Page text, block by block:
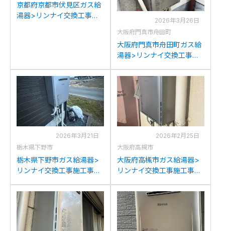
京都府京都市伏見区ガス給
湯器>リンナイ交換工事施
2026年3月26日
大阪府門真市舟田町
大阪府門真市舟田町ガス給
湯器>リンナイ交換工事施
VD1611SAW2-1からリンナ
イRUF-K206SAW(A)への
交換
2026年3月21日
栃木県下野市
栃木県下野市ガス給湯器>
リンナイ交換工事施工事
K2001SAWからリンナイ
RUF-K206SAW(A)への交
換
2026年2月25日
大阪府高槻市
大阪府高槻市ガス給湯器>
リンナイ交換工事施工事
V1611SAWからリンナイ
RUF-K206SAW(A)への交
換